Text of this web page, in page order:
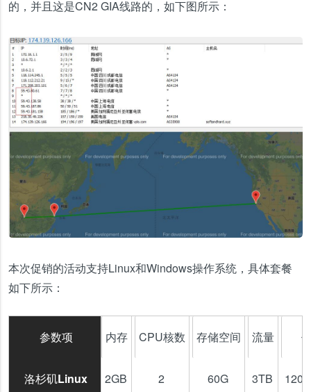
的，并且这是CN2 GIA线路的，如下图所示：
本次促销的活动支持Linux和Windows操作系统，具体套餐
如下所示：
参数项
洛杉矶Linux
内存
2GB
CPU核数
2
存储空间
60G
流量
3TB 120